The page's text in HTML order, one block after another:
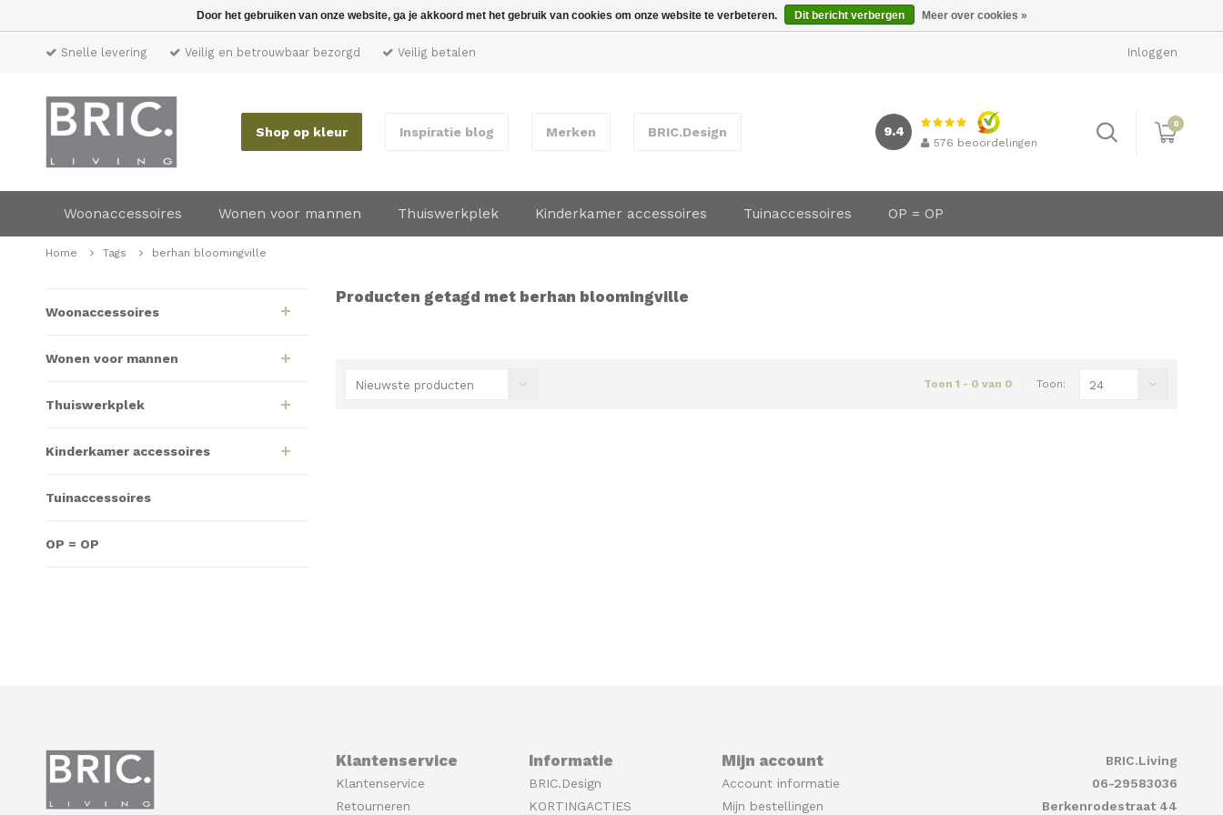
Snelle levering Veilig en betrouwbaar bezorgd Veilig betalen Inloggen
Shop op kleur Inspiratie blog Merken BRIC.Design 9.4
576 beoordelingen
0
Woonaccessoires Wonen voor mannen Thuiswerkplek Kinderkamer accessoires Tuinaccessoires OP = OP
Home Tags berhan bloomingville
Woonaccessoires
Wonen voor mannen
Thuiswerkplek
Kinderkamer accessoires
Tuinaccessoires
OP = OP
Producten getagd met berhan bloomingville
Nieuwste producten Toon 1 - 0 van 0 Toon: 24
Klantenservice
Klantenservice
Retourneren
Informatie
BRIC.Design
KORTINGACTIES
Mijn account
Account informatie
Mijn bestellingen
BRIC.Living
06-29583036
Berkenrodestraat 44
Door het gebruiken van onze website, ga je akkoord met het gebruik van cookies om onze website te verbeteren. Dit bericht verbergen Meer over cookies »